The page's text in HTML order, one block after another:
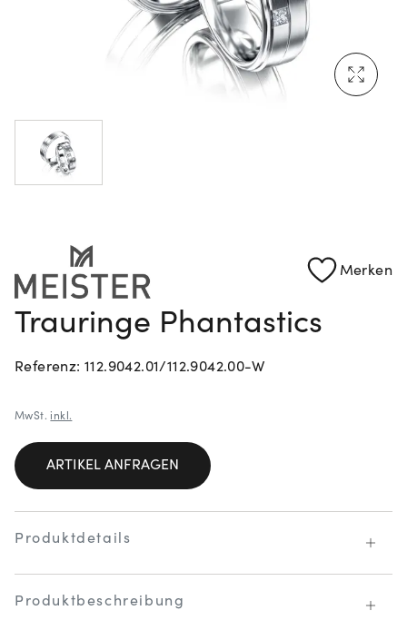
Mehr erfahren: Ikonische Uhren von Cartier
Merken
Trauringe Phantastics
Referenz: 112.9042.01/112.9042.00-W
MwSt. inkl.
ARTIKEL ANFRAGEN
Produktdetails
Produktbeschreibung